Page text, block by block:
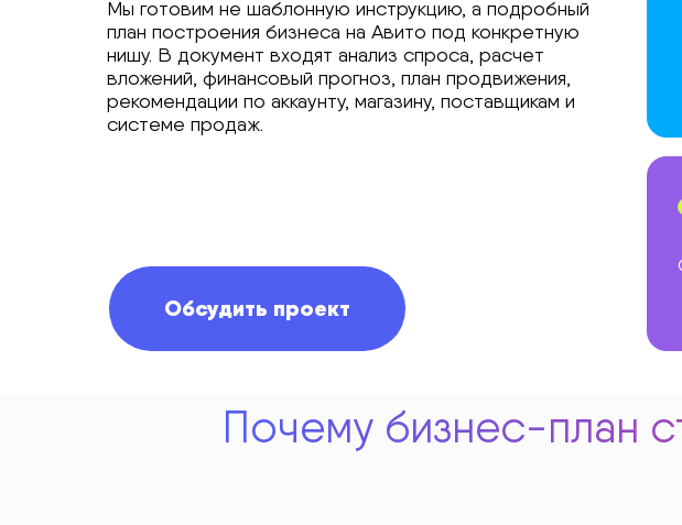
Обсудить проект
Мы готовим не шаблонную инструкцию, а подробный
план построения бизнеса на Авито под конкретную
нишу. В документ входят анализ спроса, расчет
вложений, финансовый прогноз, план продвижения,
рекомендации по аккаунту, магазину, поставщикам и
системе продаж.
Почему бизнес-план